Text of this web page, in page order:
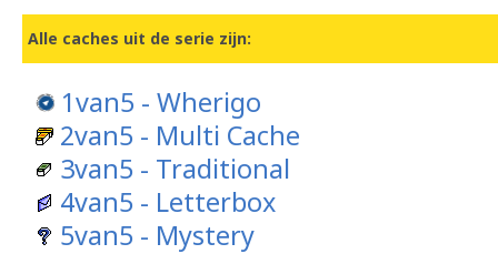
Alle caches uit de serie zijn:
1van5 - Wherigo
2van5 - Multi Cache
3van5 - Traditional
4van5 - Letterbox
5van5 - Mystery